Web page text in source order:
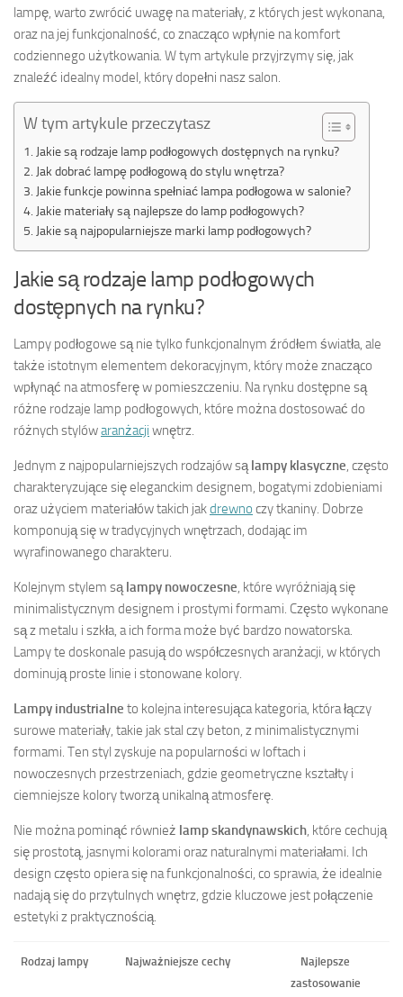
lampę, warto zwrócić uwagę na materiały, z których jest wykonana,
oraz na jej funkcjonalność, co znacząco wpłynie na komfort
codziennego użytkowania. W tym artykule przyjrzymy się, jak
znaleźć idealny model, który dopełni nasz salon.
W tym artykule przeczytasz
Jakie są rodzaje lamp podłogowych dostępnych na rynku?
Jak dobrać lampę podłogową do stylu wnętrza?
Jakie funkcje powinna spełniać lampa podłogowa w salonie?
Jakie materiały są najlepsze do lamp podłogowych?
Jakie są najpopularniejsze marki lamp podłogowych?
Jakie są rodzaje lamp podłogowych
dostępnych na rynku?
Lampy podłogowe są nie tylko funkcjonalnym źródłem światła, ale
także istotnym elementem dekoracyjnym, który może znacząco
wpłynąć na atmosferę w pomieszczeniu. Na rynku dostępne są
różne rodzaje lamp podłogowych, które można dostosować do
różnych stylówaranżacji wnętrz.
Jednym z najpopularniejszych rodzajów sąlampy klasyczne, często
charakteryzujące się eleganckim designem, bogatymi zdobieniami
oraz użyciem materiałów takich jakdrewno czy tkaniny. Dobrze
komponują się w tradycyjnych wnętrzach, dodając im
wyrafinowanego charakteru.
Kolejnym stylem sąlampy nowoczesne, które wyróżniają się
minimalistycznym designem i prostymi formami. Często wykonane
są z metalu i szkła, a ich forma może być bardzo nowatorska.
Lampy te doskonale pasują do współczesnych aranżacji, w których
dominują proste linie i stonowane kolory.
Lampy industrialne to kolejna interesująca kategoria, która łączy
surowe materiały, takie jak stal czy beton, z minimalistycznymi
formami. Ten styl zyskuje na popularności w loftach i
nowoczesnych przestrzeniach, gdzie geometryczne kształty i
ciemniejsze kolory tworzą unikalną atmosferę.
Nie można pominąć również lamp skandynawskich, które cechują
się prostotą, jasnymi kolorami oraz naturalnymi materiałami. Ich
design często opiera się na funkcjonalności, co sprawia, że idealnie
nadają się do przytulnych wnętrz, gdzie kluczowe jest połączenie
estetyki z praktycznością.
Rodzaj lampy Najważniejsze cechy
Najlepsze
zastosowanie